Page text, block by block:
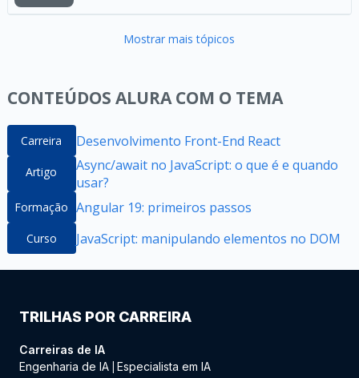
Mostrar mais tópicos
CONTEÚDOS ALURA COM O TEMA
Carreira Desenvolvimento Front-End React
Artigo
Async/await no JavaScript: o que é e quando
usar?
Formação Angular 19: primeiros passos
Curso JavaScript: manipulando elementos no DOM
TRILHAS POR CARREIRA
Carreiras de IA
Engenharia de IA Especialista em IA